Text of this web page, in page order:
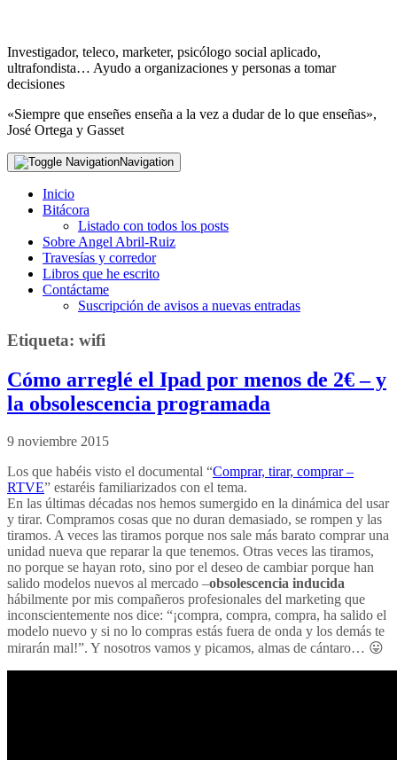
Investigador, teleco, marketer, psicólogo social aplicado,
ultrafondista… Ayudo a organizaciones y personas a tomar
decisiones
«Siempre que enseñes enseña a la vez a dudar de lo que enseñas»,
José Ortega y Gasset
Navigation
Inicio
Bitácora
Listado con todos los posts
Sobre Angel Abril-Ruiz
Travesías y corredor
Libros que he escrito
Contáctame
Suscripción de avisos a nuevas entradas
Etiqueta: wifi
Cómo arreglé el Ipad por menos de 2€ – y
la obsolescencia programada
9 noviembre 2015
Los que habéis visto el documental “Comprar, tirar, comprar –
RTVE” estaréis familiarizados con el tema.
En las últimas décadas nos hemos sumergido en la dinámica del usar
y tirar. Compramos cosas que no duran demasiado, se rompen y las
tiramos. A veces las tiramos porque nos sale más barato comprar una
unidad nueva que reparar la que tenemos. Otras veces las tiramos,
no porque se hayan roto, sino por el deseo de cambiar porque han
salido modelos nuevos al mercado –obsolescencia inducida
hábilmente por mis compañeros profesionales del marketing que
inconscientemente nos dice: “¡compra, compra, compra, ha salido el
modelo nuevo y si no lo compras estás fuera de onda y los demás te
mirarán mal!”. Y nosotros vamos y picamos, almas de cántaro… 😛